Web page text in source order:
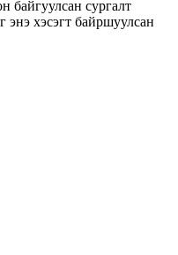
байгуулсан сургалт
энэ хэсэгт байршуулсан